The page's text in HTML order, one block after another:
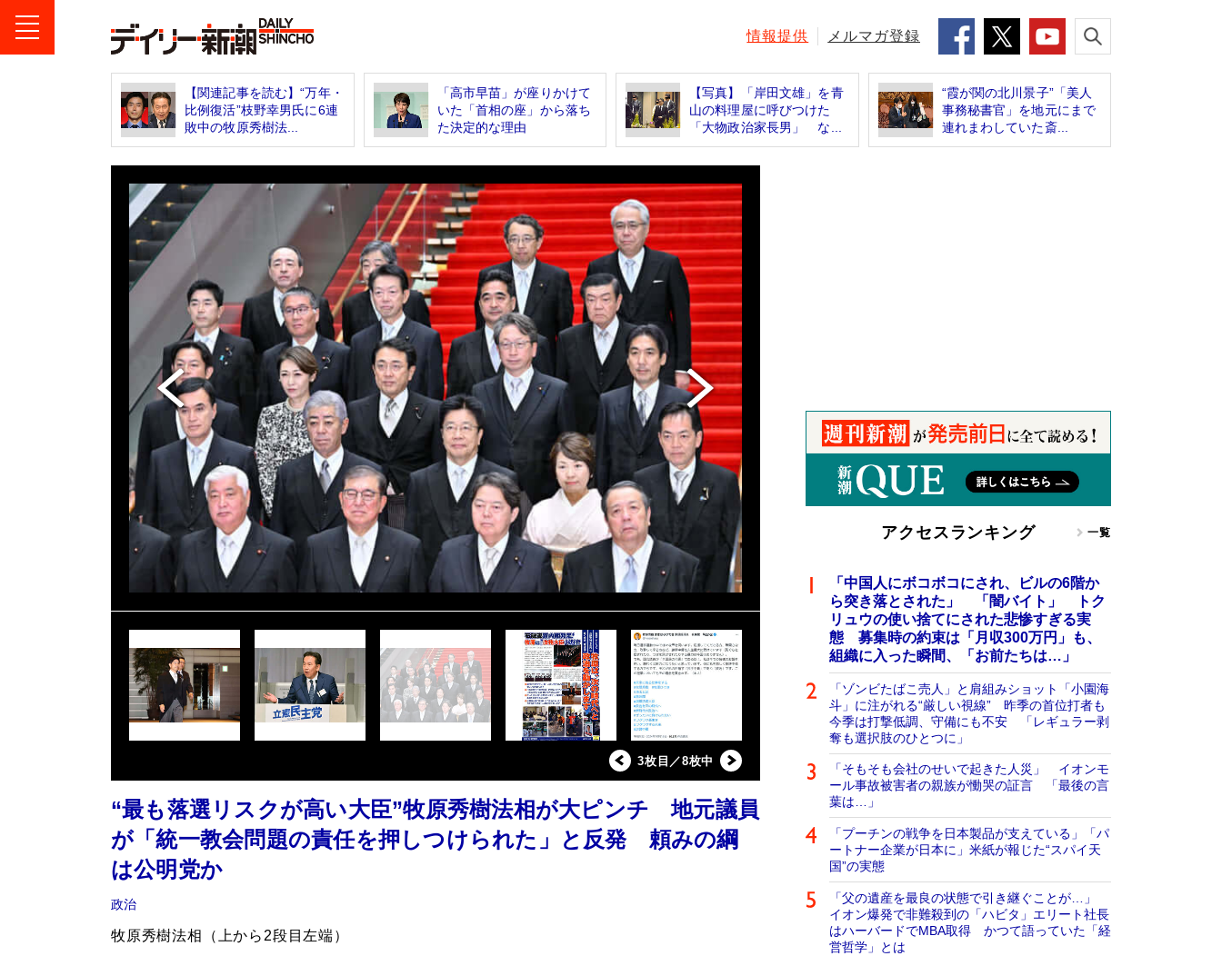
情報提供 メルマガ登録
【関連記事を読む】“万年・
比例復活”枝野幸男氏に6連
敗中の牧原秀樹法...
「高市早苗」が座りかけて
いた「首相の座」から落ち
た決定的な理由
【写真】「岸田文雄」を青
山の料理屋に呼びつけた
「大物政治家長男」 な...
“霞が関の北川景子”「美人
事務秘書官」を地元にまで
連れまわしていた斎...
3枚目／8枚中
“最も落選リスクが高い大臣”牧原秀樹法相が大ピンチ 地元議員
が「統一教会問題の責任を押しつけられた」と反発 頼みの綱
は公明党か
政治
牧原秀樹法相（上から2段目左端）
アクセスランキング 一覧
「中国人にボコボコにされ、ビルの6階か
ら突き落とされた」 「闇バイト」 トク
リュウの使い捨てにされた悲惨すぎる実
態 募集時の約束は「月収300万円」も、
組織に入った瞬間、「お前たちは…」
「ゾンビたばこ売人」と肩組みショット「小園海
斗」に注がれる“厳しい視線” 昨季の首位打者も
今季は打撃低調、守備にも不安 「レギュラー剥
奪も選択肢のひとつに」
「そもそも会社のせいで起きた人災」 イオンモ
ール事故被害者の親族が慟哭の証言 「最後の言
葉は…」
「プーチンの戦争を日本製品が支えている」「パ
ートナー企業が日本に」米紙が報じた“スパイ天
国”の実態
「父の遺産を最良の状態で引き継ぐことが…」
イオン爆発で非難殺到の「ハビタ」エリート社長
はハーバードでMBA取得 かつて語っていた「経
営哲学」とは